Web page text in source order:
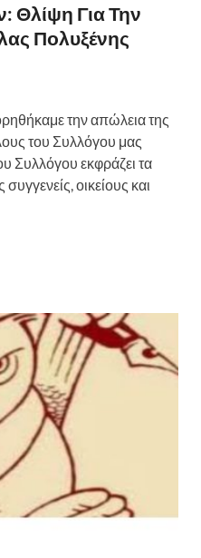
Θλίψη Για Την
Πολυξένης
την απώλεια της
του Συλλόγου μας
Συλλόγου εκφράζει τα
οικείους και